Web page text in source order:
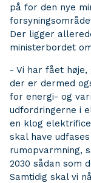
på for den nye
Der ligger
ministerbordet
- Vi har fået høje,
der er dermed
for energi- og
udfordringerne i
en klog
skal have
rumopvarmning,
2030 sådan som
Samtidig skal vi